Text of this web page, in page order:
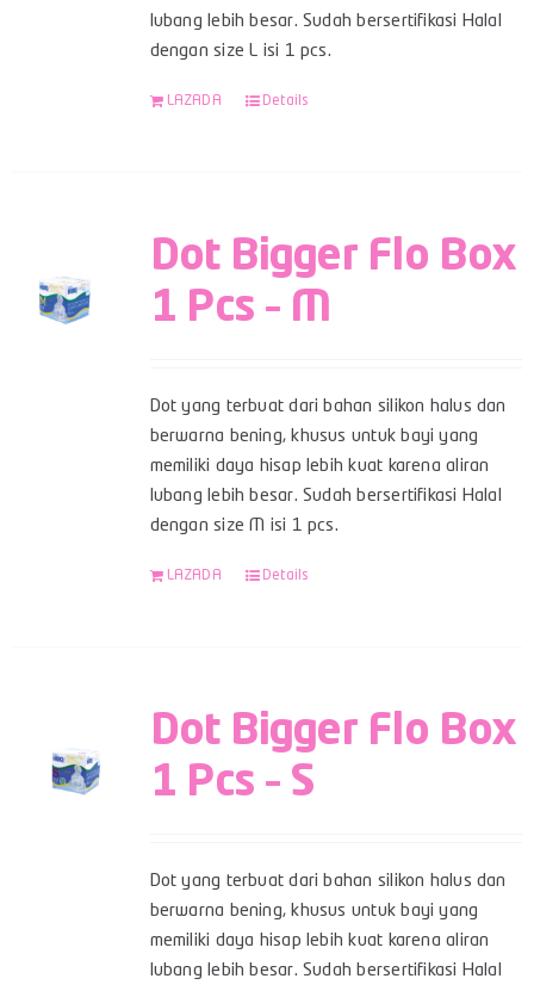
lubang lebih besar. Sudah bersertifikasi Halal
dengan size L isi 1 pcs.
LAZADA Details
Dot Bigger Flo Box
1 Pcs – M
Dot yang terbuat dari bahan silikon halus dan
berwarna bening, khusus untuk bayi yang
memiliki daya hisap lebih kuat karena aliran
lubang lebih besar. Sudah bersertifikasi Halal
dengan size M isi 1 pcs.
LAZADA Details
Dot Bigger Flo Box
1 Pcs – S
Dot yang terbuat dari bahan silikon halus dan
berwarna bening, khusus untuk bayi yang
memiliki daya hisap lebih kuat karena aliran
lubang lebih besar. Sudah bersertifikasi Halal